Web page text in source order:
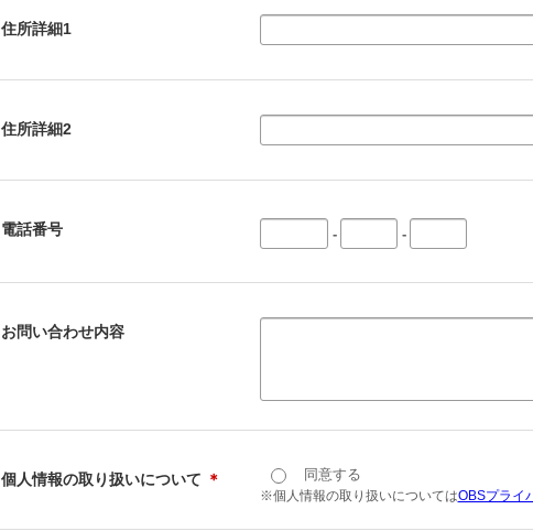
住所詳細1
住所詳細2
電話番号 - -
お問い合わせ内容
個人情報の取り扱いについて ＊ 同意する
※個人情報の取り扱いについてはOBSプライ